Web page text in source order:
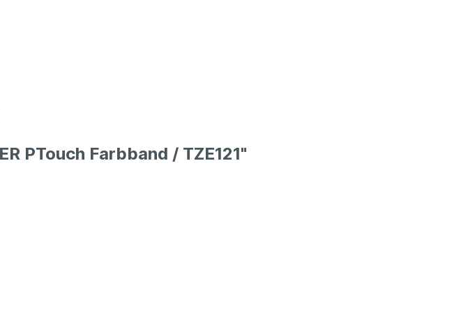
PTouch Farbband / TZE121"